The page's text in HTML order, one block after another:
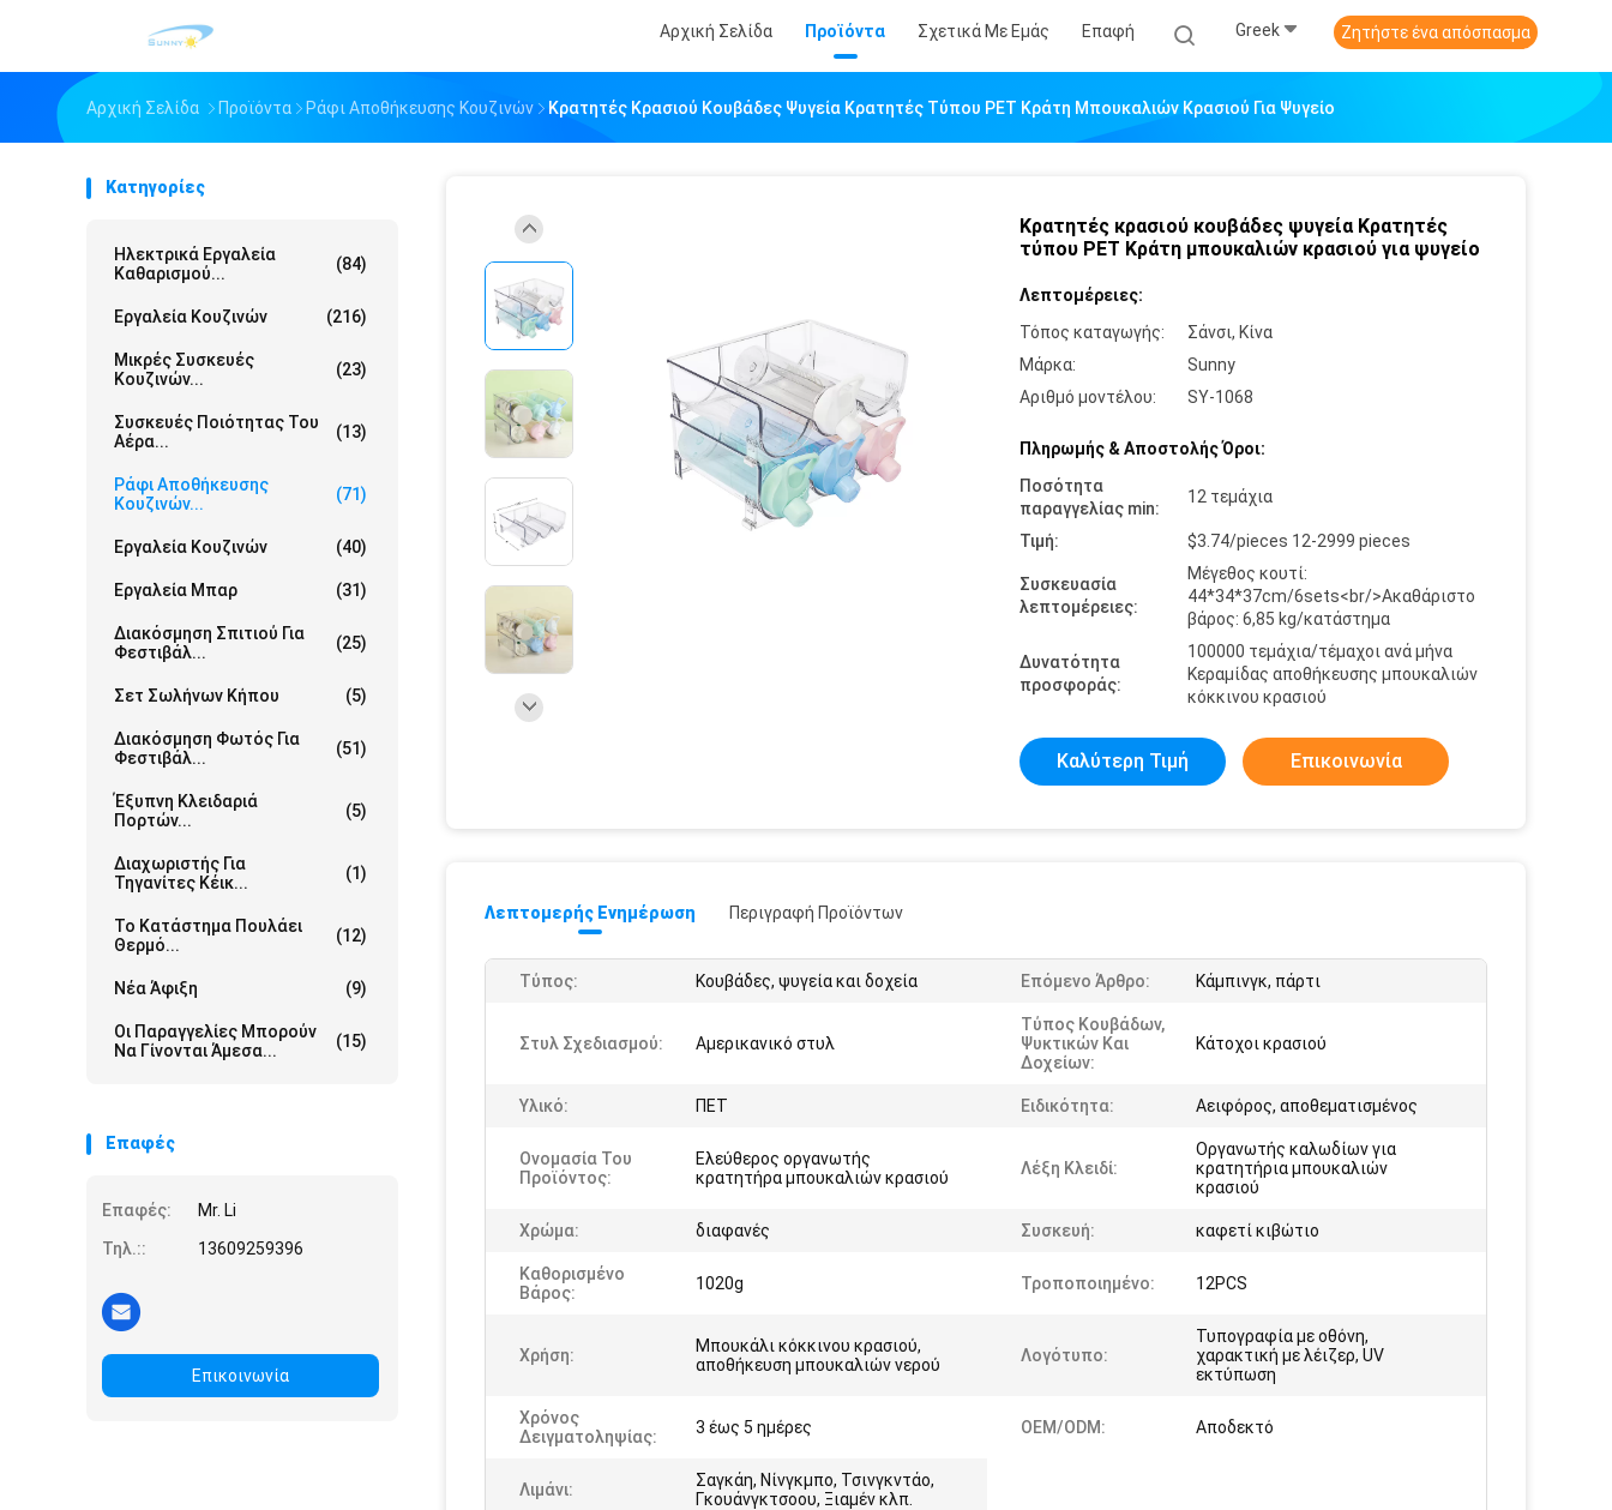
Αρχική Σελίδα Προϊόντα Σχετικά Με Εμάς Επαφή Greek Ζητήστε ένα απόσπασμα
Αρχική Σελίδα Προϊόντα Ράφι Αποθήκευσης Κουζινών Κρατητές Κρασιού Κουβάδες Ψυγεία Κρατητές Τύπου PET Κράτη Μπουκαλιών Κρασιού Για Ψυγείο
Κατηγορίες
Ηλεκτρικά Εργαλεία
Καθαρισμού...
(84)
Εργαλεία Κουζινών (216)
Μικρές Συσκευές
Κουζινών...
(23)
Συσκευές Ποιότητας Του
Αέρα...
(13)
Ράφι Αποθήκευσης
Κουζινών...
(71)
Εργαλεία Κουζινών (40)
Εργαλεία Μπαρ (31)
Διακόσμηση Σπιτιού Για
Φεστιβάλ...
(25)
Σετ Σωλήνων Κήπου (5)
Διακόσμηση Φωτός Για
Φεστιβάλ...
(51)
Έξυπνη Κλειδαριά
Πορτών...
(5)
Διαχωριστής Για
Τηγανίτες Κέικ...
(1)
Το Κατάστημα Πουλάει
Θερμό...
(12)
Νέα Άφιξη (9)
Οι Παραγγελίες Μπορούν
Να Γίνονται Άμεσα...
(15)
Επαφές
Επαφές:
Mr. Li
Τηλ.::
13609259396
Επικοινωνία
Κρατητές κρασιού κουβάδες ψυγεία Κρατητές
τύπου PET Κράτη μπουκαλιών κρασιού για ψυγείο
Λεπτομέρειες:
Τόπος καταγωγής:
Σάνσι, Κίνα
Μάρκα:
Sunny
Αριθμό μοντέλου:
SY-1068
Πληρωμής & Αποστολής Όροι:
Ποσότητα
παραγγελίας min:
12 τεμάχια
Τιμή: $3.74/pieces 12-2999 pieces
Συσκευασία
λεπτομέρειες:
Μέγεθος κουτί:
44*34*37cm/6sets<br/>Ακαθάριστο
βάρος: 6,85 kg/κατάστημα
Δυνατότητα
προσφοράς:
100000 τεμάχια/τέμαχοι ανά μήνα
Κεραμίδας αποθήκευσης μπουκαλιών
κόκκινου κρασιού
Καλύτερη Τιμή Επικοινωνία
Λεπτομερής Ενημέρωση Περιγραφή Προϊόντων
Τύπος: Κουβάδες, ψυγεία και δοχεία Επόμενο Άρθρο: Κάμπινγκ, πάρτι
Στυλ Σχεδιασμού: Αμερικανικό στυλ
Τύπος Κουβάδων,
Ψυκτικών Και
Δοχείων:
Κάτοχοι κρασιού
Υλικό: ΠΕΤ Ειδικότητα: Αειφόρος, αποθεματισμένος
Ονομασία Του
Προϊόντος:
Ελεύθερος οργανωτής
κρατητήρα μπουκαλιών κρασιού
Λέξη Κλειδί:
Οργανωτής καλωδίων για
κρατητήρια μπουκαλιών
κρασιού
Χρώμα: διαφανές Συσκευή: καφετί κιβώτιο
Καθορισμένο
Βάρος:
1020g Τροποποιημένο: 12PCS
Χρήση:
Μπουκάλι κόκκινου κρασιού,
αποθήκευση μπουκαλιών νερού
Λογότυπο:
Τυπογραφία με οθόνη,
χαρακτική με λέιζερ, UV
εκτύπωση
Χρόνος
Δειγματοληψίας:
3 έως 5 ημέρες OEM/ODM: Αποδεκτό
Λιμάνι:
Σαγκάη, Νίνγκμπο, Τσινγκντάο,
Γκουάνγκτσοου, Ξιαμέν κλπ.